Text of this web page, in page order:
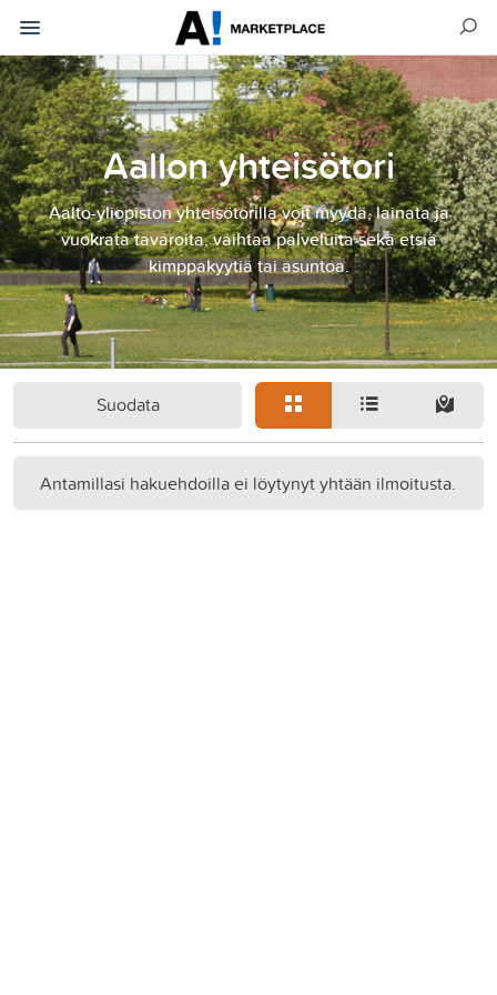
Aallon yhteisötori
Aalto-yliopiston yhteisötorilla voit myydä, lainata ja
vuokrata tavaroita, vaihtaa palveluita sekä etsiä
kimppakyytiä tai asuntoa.
Suodata
Antamillasi hakuehdoilla ei löytynyt yhtään ilmoitusta.